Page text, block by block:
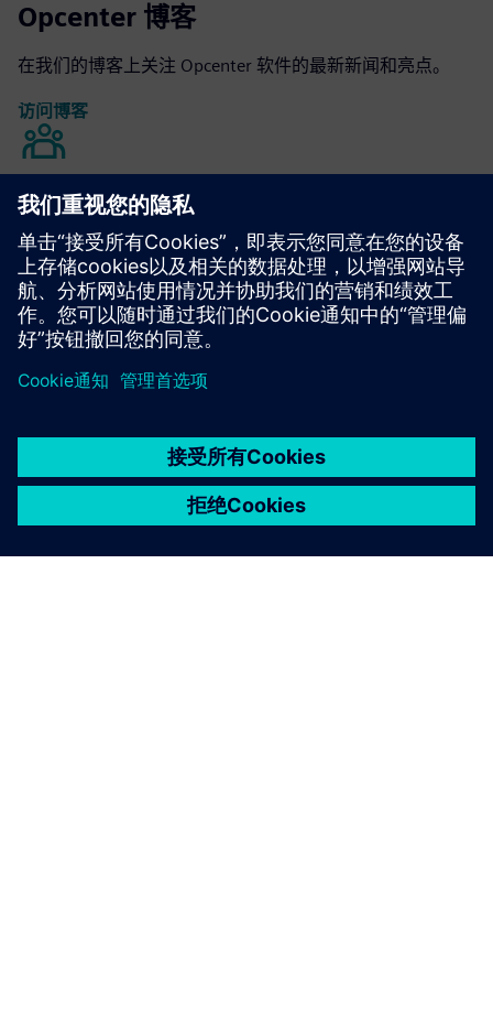
Opcenter 博客
在我们的博客上关注 Opcenter 软件的最新新闻和亮点。
访问博客
Opcenter 社区
加入对话或获取所有 Opcenter 软件问题的答案。
访问社区